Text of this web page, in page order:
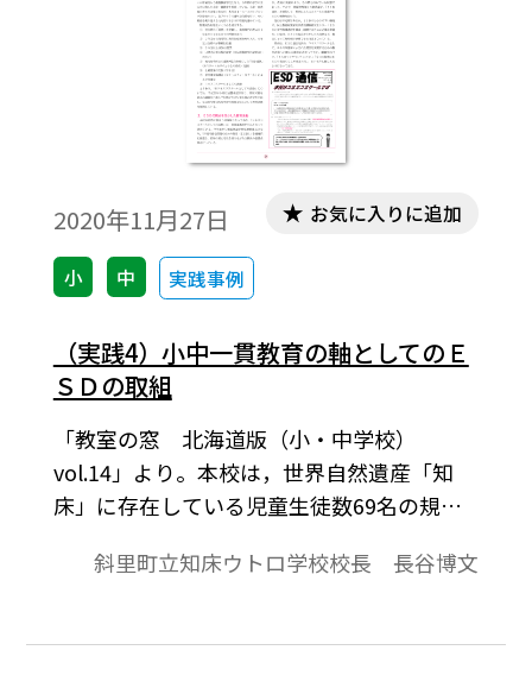
ESDの実践が，よりやりやすくなったともい
2020年11月27日
小 中 実践事例
お気に入りに追加
（実践4）小中一貫教育の軸としてのＥ
ＳＤの取組
「教室の窓 北海道版（小・中学校）
vol.14」より。本校は，世界自然遺産「知
床」に存在している児童生徒数69名の規模
併置校から義務教育学校となり，９年間の
している。小中一貫教育の考え方は様々あ
斜里町立知床ウトロ学校校長 長谷博文